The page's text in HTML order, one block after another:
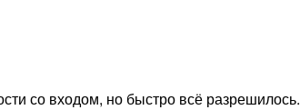
со входом, но быстро всё разрешилось.